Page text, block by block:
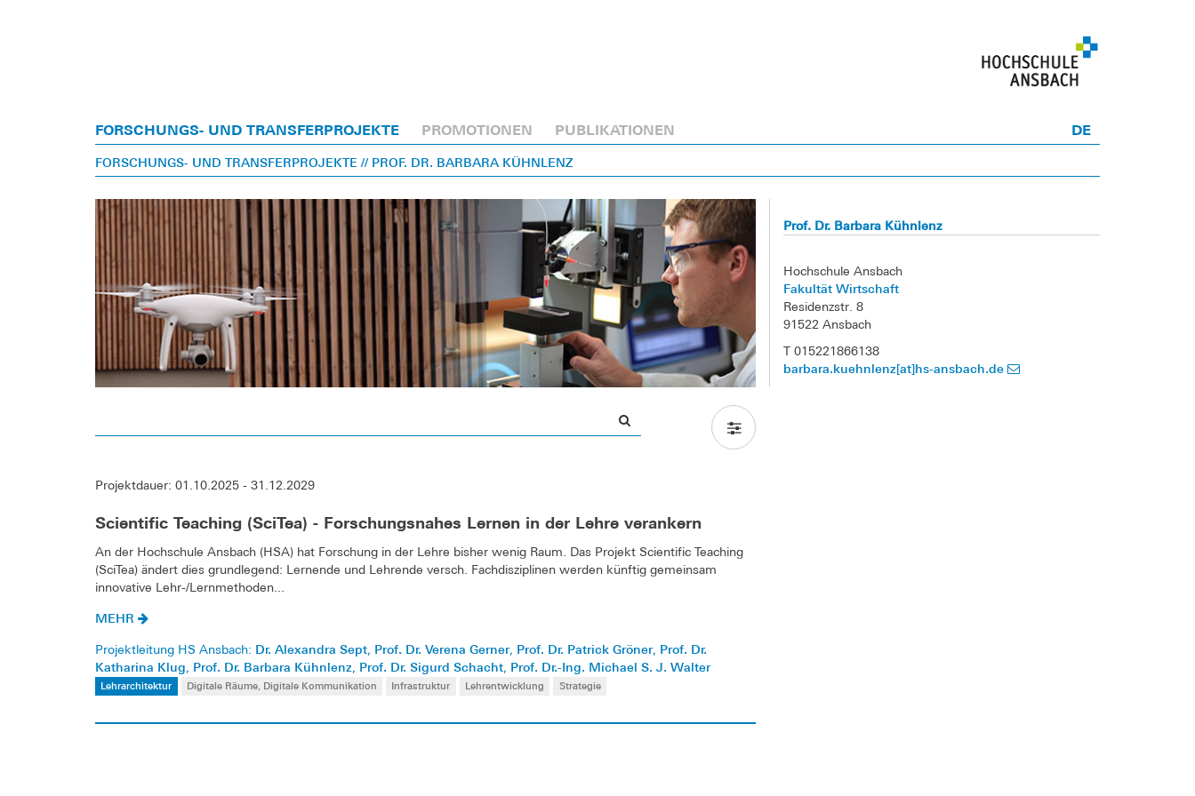
FORSCHUNGS- UND TRANSFERPROJEKTE PROMOTIONEN PUBLIKATIONEN DE
FORSCHUNGS- UND TRANSFERPROJEKTE // PROF. DR. BARBARA KÜHNLENZ
Projektdauer: 01.10.2025 - 31.12.2029
Scientific Teaching (SciTea) - Forschungsnahes Lernen in der Lehre verankern
An der Hochschule Ansbach (HSA) hat Forschung in der Lehre bisher wenig Raum. Das Projekt Scientific Teaching
(SciTea) ändert dies grundlegend: Lernende und Lehrende versch. Fachdisziplinen werden künftig gemeinsam
innovative Lehr-/Lernmethoden...
MEHR
Projektleitung HS Ansbach: Dr. Alexandra Sept, Prof. Dr. Verena Gerner, Prof. Dr. Patrick Gröner, Prof. Dr.
Katharina Klug, Prof. Dr. Barbara Kühnlenz, Prof. Dr. Sigurd Schacht, Prof. Dr.-Ing. Michael S. J. Walter
Lehrarchitektur Digitale Räume, Digitale Kommunikation Infrastruktur Lehrentwicklung Strategie
Prof. Dr. Barbara Kühnlenz
Hochschule Ansbach
Fakultät Wirtschaft
Residenzstr. 8
91522 Ansbach
T 015221866138
barbara.kuehnlenz[at]hs-ansbach.de